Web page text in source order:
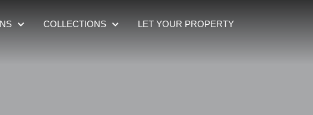
COLLECTIONS LET YOUR PROPERTY